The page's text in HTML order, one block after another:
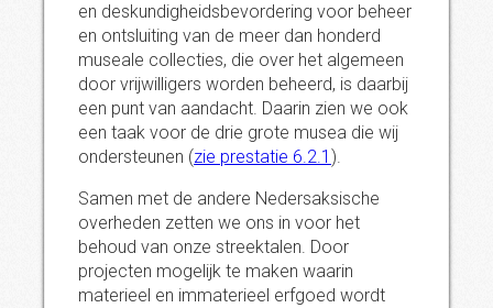
en deskundigheidsbevordering voor beheer
en ontsluiting van de meer dan honderd
museale collecties, die over het algemeen
door vrijwilligers worden beheerd, is daarbij
een punt van aandacht. Daarin zien we ook
een taak voor de drie grote musea die wij
ondersteunen (zie prestatie 6.2.1 ).
Samen met de andere Nedersaksische
overheden zetten we ons in voor het
behoud van onze streektalen. Door
projecten mogelijk te maken waarin
materieel en immaterieel erfgoed wordt